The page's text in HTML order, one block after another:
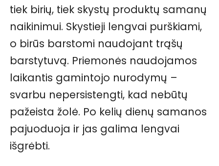
tiek birių, tiek skystų produktų samanų
naikinimui. Skystieji lengvai purškiami,
o birūs barstomi naudojant trąšų
barstytuvą. Priemonės naudojamos
laikantis gamintojo nurodymų –
svarbu nepersistengti, kad nebūtų
pažeista žolė. Po kelių dienų samanos
pajuoduoja ir jas galima lengvai
išgrėbti.